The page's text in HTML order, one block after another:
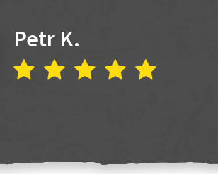
Petr K.